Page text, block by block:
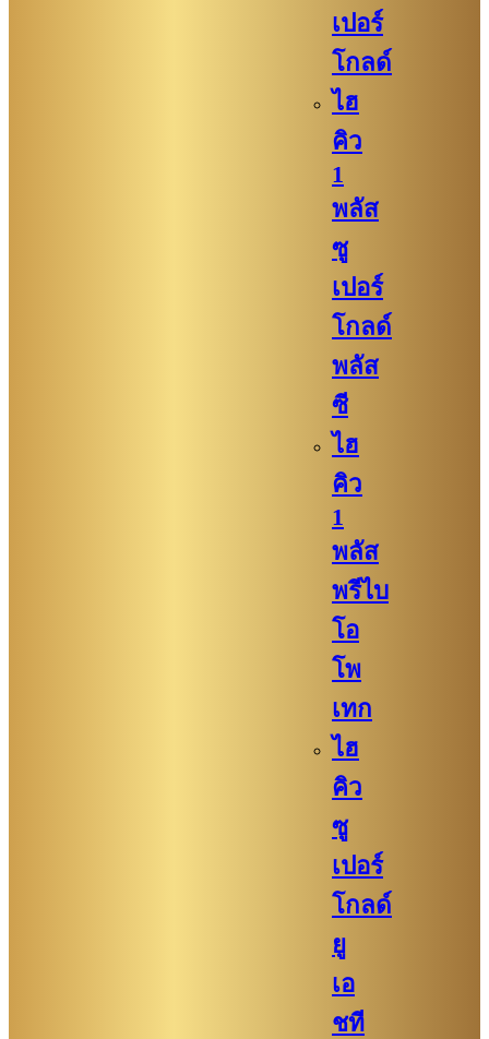
เปอร์
โกลด์
ไฮ
คิว
1
พลัส
ซู
เปอร์
โกลด์
พลัส
ซี
ไฮ
คิว​
1
พลัส
พรีไบ
โอ
โพ
เทก
ไฮ
คิว​​
ซู
เปอร์
โกลด์
ยู
เอ
ชที